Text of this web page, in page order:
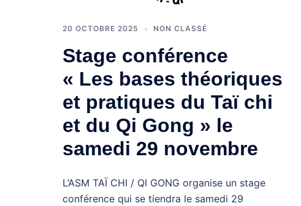
20 OCTOBRE 2025 NON CLASSÉ
Stage conférence
« Les bases théoriques
et pratiques du Taï chi
et du Qi Gong » le
samedi 29 novembre
L’ASM TAÏ CHI / QI GONG organise un stage
conférence qui se tiendra le samedi 29